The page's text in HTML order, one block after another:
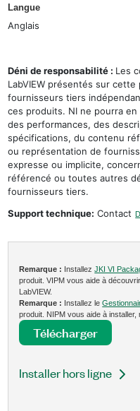
Langue
Anglais
Déni de responsabilité : Les
LabVIEW présentés sur
fournisseurs tiers
ces produits. NI ne pourra
des performances, des
spécifications, du contenu
ou représentation de
expresse ou implicite,
référencé ou toutes autres
fournisseurs tiers.
Support technique: Contact
Remarque : InstallezJKI VI
produit. VIPM vous aide à
LabVIEW.
Remarque : Installez le
produit. NIPM vous aide à installer,
Télécharger
Installer hors ligne